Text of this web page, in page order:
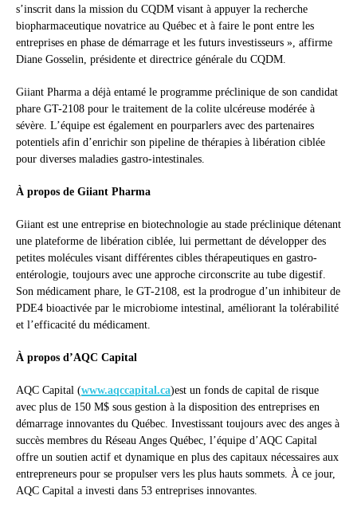
s’inscrit dans la mission du CQDM visant à appuyer la recherche
biopharmaceutique novatrice au Québec et à faire le pont entre les
entreprises en phase de démarrage et les futurs investisseurs », affirme
Diane Gosselin, présidente et directrice générale du CQDM.
Giiant Pharma a déjà entamé le programme préclinique de son candidat
phare GT-2108 pour le traitement de la colite ulcéreuse modérée à
sévère. L’équipe est également en pourparlers avec des partenaires
potentiels afin d’enrichir son pipeline de thérapies à libération ciblée
pour diverses maladies gastro-intestinales.
À propos de Giiant Pharma
Giiant est une entreprise en biotechnologie au stade préclinique détenant
une plateforme de libération ciblée, lui permettant de développer des
petites molécules visant différentes cibles thérapeutiques en gastro-
entérologie, toujours avec une approche circonscrite au tube digestif.
Son médicament phare, le GT-2108, est la prodrogue d’un inhibiteur de
PDE4 bioactivée par le microbiome intestinal, améliorant la tolérabilité
et l’efficacité du médicament.
À propos d’AQC Capital
AQC Capital (www.aqccapital.ca)est un fonds de capital de risque
avec plus de 150 M$ sous gestion à la disposition des entreprises en
démarrage innovantes du Québec. Investissant toujours avec des anges à
succès membres du Réseau Anges Québec, l’équipe d’AQC Capital
offre un soutien actif et dynamique en plus des capitaux nécessaires aux
entrepreneurs pour se propulser vers les plus hauts sommets. À ce jour,
AQC Capital a investi dans 53 entreprises innovantes.